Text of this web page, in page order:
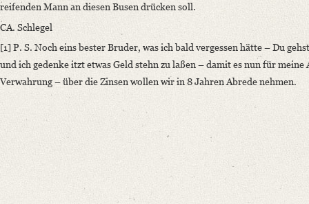
reifenden Mann an diesen Busen drücken soll.
CA. Schlegel
[1] P. S. Noch eins bester Bruder, was ich bald vergessen hätte – Du
und ich gedenke itzt etwas Geld stehn zu laßen – damit es nun für
Verwahrung – über die Zinsen wollen wir in 8 Jahren Abrede nehmen.